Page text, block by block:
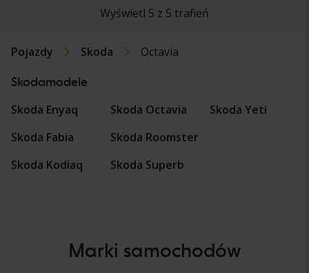
Wyświetl 5 z 5 trafień
Pojazdy Skoda Octavia
Skodamodele
Skoda Enyaq
Skoda Fabia
Skoda Kodiaq
Skoda Octavia
Skoda Roomster
Skoda Superb
Skoda Yeti
Marki samochodów